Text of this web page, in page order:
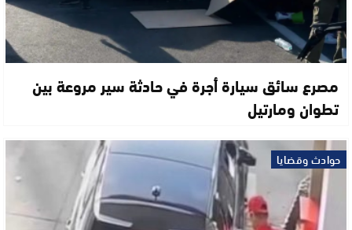
مصرع سائق سيارة أجرة في حادثة سير مروعة بين
تطوان ومارتيل
حوادث وقضايا